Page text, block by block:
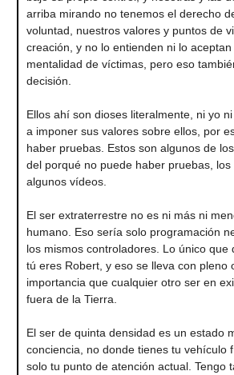
arriba mirando no tenemos el derecho
voluntad, nuestros valores y puntos de
creación, y no lo entienden ni lo
mentalidad de víctimas, pero eso
decisión.
Ellos ahí son dioses literalmente, ni yo
a imponer sus valores sobre ellos, por
haber pruebas. Estos son algunos de
del porqué no puede haber pruebas, los
algunos vídeos.
El ser extraterrestre no es ni más ni
humano. Eso sería solo programación
los mismos controladores. Lo único que
tú eres Robert, y eso se lleva con pleno
importancia que cualquier otro ser en
fuera de la Tierra.
El ser de quinta densidad es un estado
conciencia, no donde tienes tu vehículo
solo tu punto de atención actual. Tengo